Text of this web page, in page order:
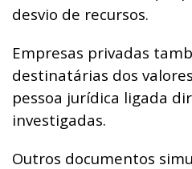
desvio de recursos.
Empresas privadas
destinatárias dos
pessoa jurídica ligada
investigadas.
Outros documentos